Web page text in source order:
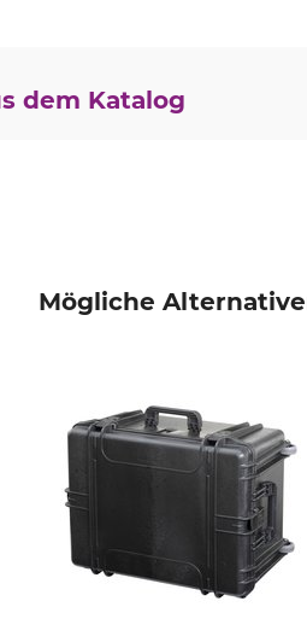
dem Katalog
Mögliche